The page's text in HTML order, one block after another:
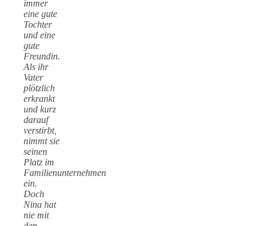
immer
eine gute
Tochter
und eine
gute
Freundin.
Als ihr
Vater
plötzlich
erkrankt
und kurz
darauf
verstirbt,
nimmt sie
seinen
Platz im
Familienunternehmen
ein.
Doch
Nina hat
nie mit